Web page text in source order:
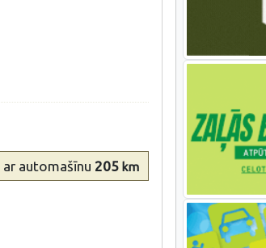
ar automašīnu 205km